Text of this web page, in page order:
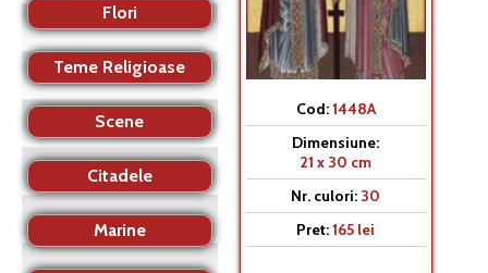
Cod:1448A
Dimensiune:
21 x 30 cm
Nr. culori: 30
Pret:165 lei
Flori
Teme Religioase
Scene
Citadele
Marine